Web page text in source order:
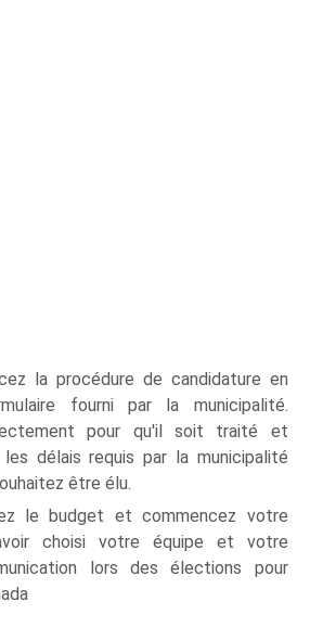
la procédure de candidature en
fourni par la municipalité.
pour qu'il soit traité et
délais requis par la municipalité
être élu.
le budget et commencez votre
choisi votre équipe et votre
lors des élections pour